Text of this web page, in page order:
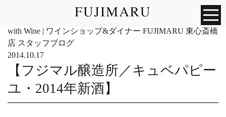
with Wine | ワインショップ&ダイナー FUJIMARU 東心斎橋
店 スタッフブログ
2014.10.17
【フジマル醸造所／キュベパピー
ユ・2014年新酒】